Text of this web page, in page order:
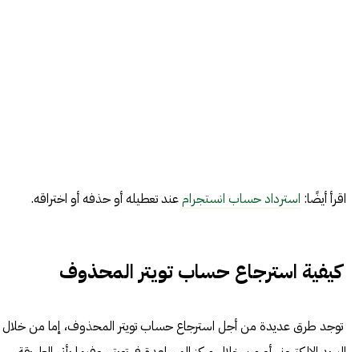
اقرأ أيضًا: استرداد حساب انستجرامعند تعطيله أو حذفه أو اختراقه.
كيفية استرجاع حساب تويتر المحذوف
توجد طرق عديدة من أجل استرجاع حساب تويتر المحذوف، إما من خلال